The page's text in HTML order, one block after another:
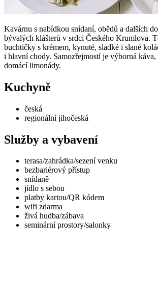
Kavárnu s nabídkou snídaní, obědů a dalších
bývalých klášterů v srdci Českého Krumlova.
buchtičky s krémem, kynuté, sladké i slané
i hlavní chody. Samozřejmostí je výborná káva,
domácí limonády.
Kuchyně
česká
regionální jihočeská
Služby a vybavení
terasa/zahrádka/sezení venku
bezbariérový přístup
snídaně
jídlo s sebou
platby kartou/QR kódem
wifi zdarma
živá hudba/zábava
seminární prostory/salonky